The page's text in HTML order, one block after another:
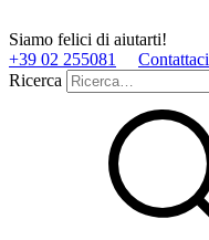
Siamo felici di aiutarti!
+39 02 255081
Contattaci
Ricerca